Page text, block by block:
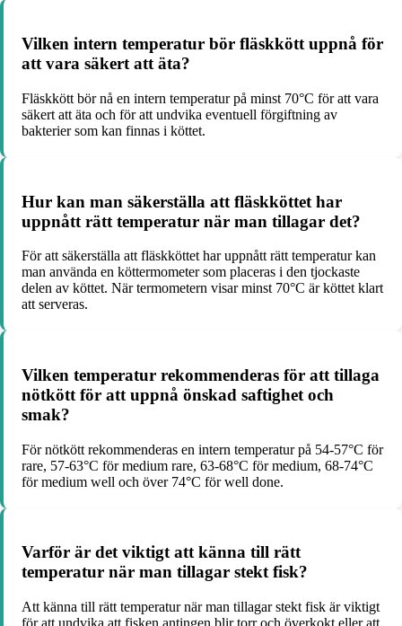
Vilken intern temperatur bör fläskkött uppnå för
att vara säkert att äta?
Fläskkött bör nå en intern temperatur på minst 70°C för att vara
säkert att äta och för att undvika eventuell förgiftning av
bakterier som kan finnas i köttet.
Hur kan man säkerställa att fläskköttet har
uppnått rätt temperatur när man tillagar det?
För att säkerställa att fläskköttet har uppnått rätt temperatur kan
man använda en köttermometer som placeras i den tjockaste
delen av köttet. När termometern visar minst 70°C är köttet klart
att serveras.
Vilken temperatur rekommenderas för att tillaga
nötkött för att uppnå önskad saftighet och
smak?
För nötkött rekommenderas en intern temperatur på 54-57°C för
rare, 57-63°C för medium rare, 63-68°C för medium, 68-74°C
för medium well och över 74°C för well done.
Varför är det viktigt att känna till rätt
temperatur när man tillagar stekt fisk?
Att känna till rätt temperatur när man tillagar stekt fisk är viktigt
för att undvika att fisken antingen blir torr och överkokt eller att